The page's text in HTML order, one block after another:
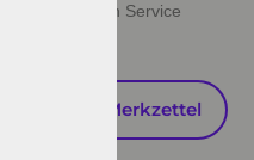
gewünschten Service
Auf den Merkzettel